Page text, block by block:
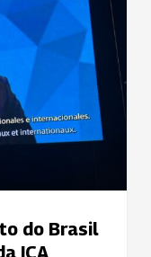
do Brasil
ICA